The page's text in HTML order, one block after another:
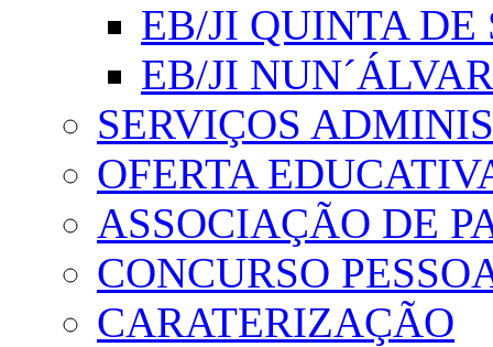
EB/JI QUINTA DE
EB/JI
SERVIÇOS
OFERTA
ASSOCIAÇÃO DE
CONCURSO
CARATERIZAÇÃO